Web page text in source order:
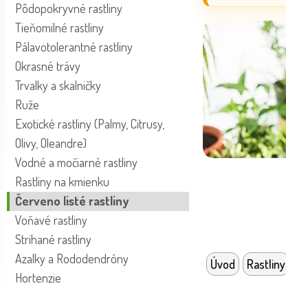
Pôdopokryvné rastliny
Tieňomilné rastliny
Pálavotolerantné rastliny
Okrasné trávy
Trvalky a skalničky
Ruže
Exotické rastliny (Palmy, Citrusy,
Olivy, Oleandre)
Vodné a močiarné rastliny
Rastliny na kmienku
Červeno listé rastliny
Voňavé rastliny
Strihané rastliny
Azalky a Rododendróny
Hortenzie
Úvod Rastliny